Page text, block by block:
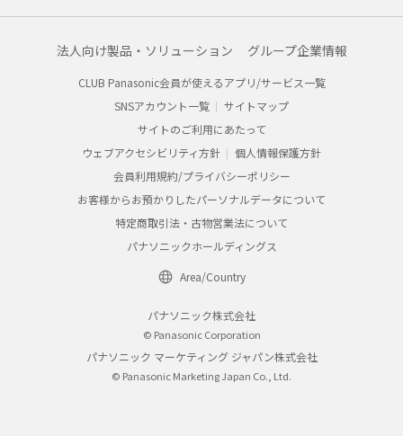
法人向け製品・ソリューション グループ企業情報
CLUB Panasonic会員が使えるアプリ/サービス一覧
SNSアカウント一覧
サイトマップ
サイトのご利用にあたって
ウェブアクセシビリティ方針
個人情報保護方針
会員利用規約/プライバシーポリシー
お客様からお預かりしたパーソナルデータについて
特定商取引法・古物営業法について
パナソニックホールディングス
Area/Country
パナソニック株式会社
© Panasonic Corporation
パナソニック マーケティング ジャパン株式会社
© Panasonic Marketing Japan Co., Ltd.